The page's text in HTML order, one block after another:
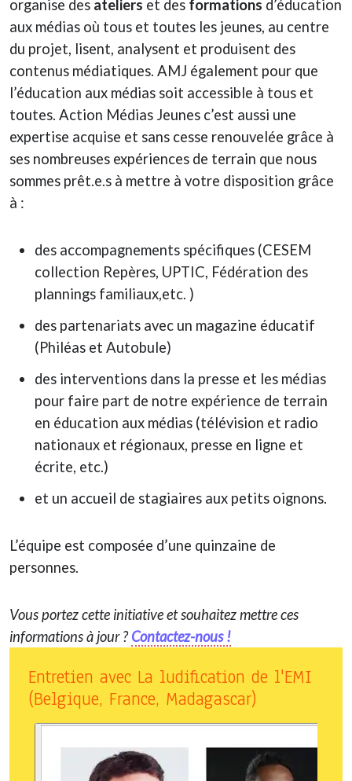
organise des ateliers et des formations d’éducation
aux médias où tous et toutes les jeunes, au centre
du projet, lisent, analysent et produisent des
contenus médiatiques. AMJ également pour que
l’éducation aux médias soit accessible à tous et
toutes. Action Médias Jeunes c’est aussi une
expertise acquise et sans cesse renouvelée grâce à
ses nombreuses expériences de terrain que nous
sommes prêt.e.s à mettre à votre disposition grâce
à :
des accompagnements spécifiques (CESEM
collection Repères, UPTIC, Fédération des
plannings familiaux,etc. )
des partenariats avec un magazine éducatif
(Philéas et Autobule)
des interventions dans la presse et les médias
pour faire part de notre expérience de terrain
en éducation aux médias (télévision et radio
nationaux et régionaux, presse en ligne et
écrite, etc.)
et un accueil de stagiaires aux petits oignons.
L’équipe est composée d’une quinzaine de
personnes.
Vous portez cette initiative et souhaitez mettre ces
informations à jour ?Contactez-nous !
Entretien avec La ludification de l'EMI
(Belgique, France, Madagascar)